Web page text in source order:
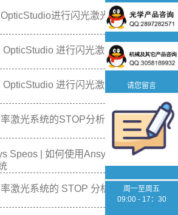
进行闪光激光雷达系统建模
进行闪光激光雷达系统建
进行闪光激光雷达系统建
激光系统的STOP分析2：如何进行光
Speos | 如何使用Ansys光学解决方案
激光系统的 STOP 分析1：如何使用
请您留言
周一至周五
09:00 - 17：30